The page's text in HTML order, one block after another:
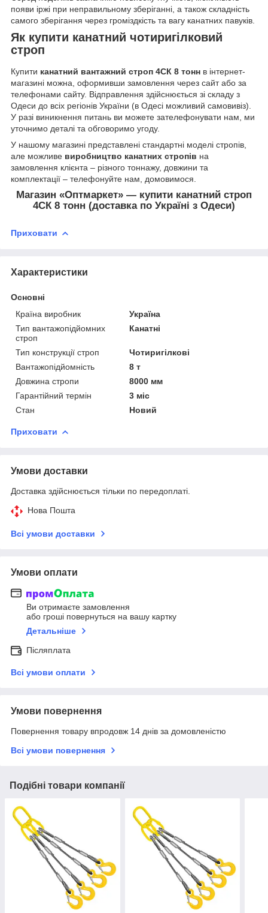
появи іржі при неправильному зберіганні, а також складність
самого зберігання через громіздкість та вагу канатних павуків.
Як купити канатний чотиригілковий
строп
Купити канатний вантажний строп 4СК 8 тонн в інтернет-
магазині можна, оформивши замовлення через сайт або за
телефонами сайту. Відправлення здійснюється зі складу з
Одеси до всіх регіонів України (в Одесі можливий самовивіз).
У разі виникнення питань ви можете зателефонувати нам, ми
уточнимо деталі та обговоримо угоду.
У нашому магазині представлені стандартні моделі стропів,
але можливе виробництво канатних стропів на
замовлення клієнта – різного тоннажу, довжини та
комплектації – телефонуйте нам, домовимося.
Магазин «Оптмаркет» — купити канатний строп
4СК 8 тонн (доставка по Україні з Одеси)
Приховати
Характеристики
Основні
Країна виробник
Україна
Тип вантажопідйомних
строп
Канатні
Тип конструкції строп
Чотиригілкові
Вантажопідйомність
8 т
Довжина стропи
8000 мм
Гарантійний термін
3 міс
Стан
Новий
Приховати
Умови доставки
Доставка здійснюється тільки по передоплаті.
Нова Пошта
Всі умови доставки
Умови оплати
Ви отримаєте замовлення
або гроші повернуться на вашу картку
Детальніше
Післяплата
Всі умови оплати
Умови повернення
Повернення товару впродовж 14 днів за домовленістю
Всі умови повернення
Подібні товари компанії